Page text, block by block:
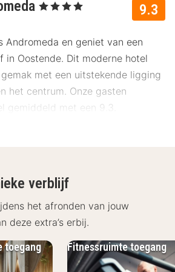
9.3
, 4 Sterren
en geniet van een
Oostende. Dit moderne hotel
met een uitstekende ligging
het centrum. Onze gasten
gemiddeld met een 9.3.
Ontdek de kustpromenade,
geniet van een drankje op een
Dankzij de gunstige ligging
bezienswaardigheden,
Na een dag vol
verblijf
het afronden van jouw
deze extra’s erbij.
Fitnessruimte toegang
toegang